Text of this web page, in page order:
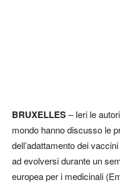
BRUXELLES– Ieri le
mondo hanno discusso le
dell’adattamento dei
ad evolversi durante un
europea per i medicinali